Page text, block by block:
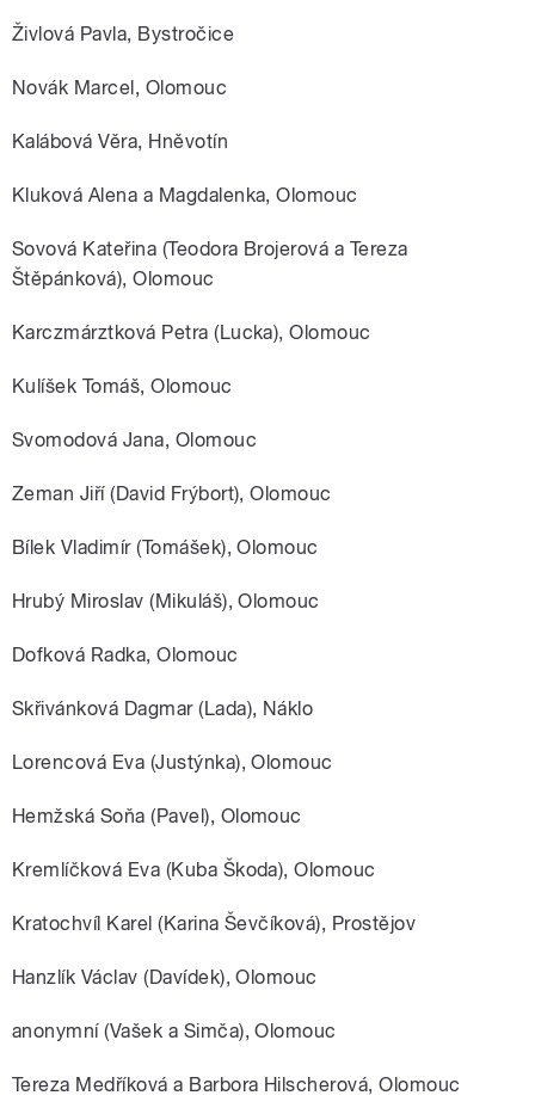
Živlová Pavla, Bystročice
Novák Marcel, Olomouc
Kalábová Věra, Hněvotín
Kluková Alena a Magdalenka, Olomouc
Sovová Kateřina (Teodora Brojerová a Tereza
Štěpánková), Olomouc
Karczmárztková Petra (Lucka), Olomouc
Kulíšek Tomáš, Olomouc
Svomodová Jana, Olomouc
Zeman Jiří (David Frýbort), Olomouc
Bílek Vladimír (Tomášek), Olomouc
Hrubý Miroslav (Mikuláš), Olomouc
Dofková Radka, Olomouc
Skřivánková Dagmar (Lada), Náklo
Lorencová Eva (Justýnka), Olomouc
Hemžská Soňa (Pavel), Olomouc
Kremlíčková Eva (Kuba Škoda), Olomouc
Kratochvíl Karel (Karina Ševčíková), Prostějov
Hanzlík Václav (Davídek), Olomouc
anonymní (Vašek a Simča), Olomouc
Tereza Medříková a Barbora Hilscherová, Olomouc